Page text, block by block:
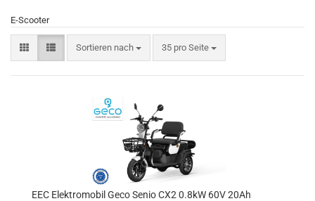
E-Scooter
Sortieren nach 35 pro Seite
EEC Elektromobil Geco Senio CX2 0.8kW 60V 20Ah